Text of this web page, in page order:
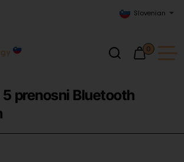
Slovenian
0
prenosni Bluetooth